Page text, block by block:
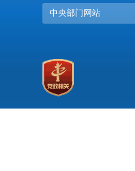
中央部门网站